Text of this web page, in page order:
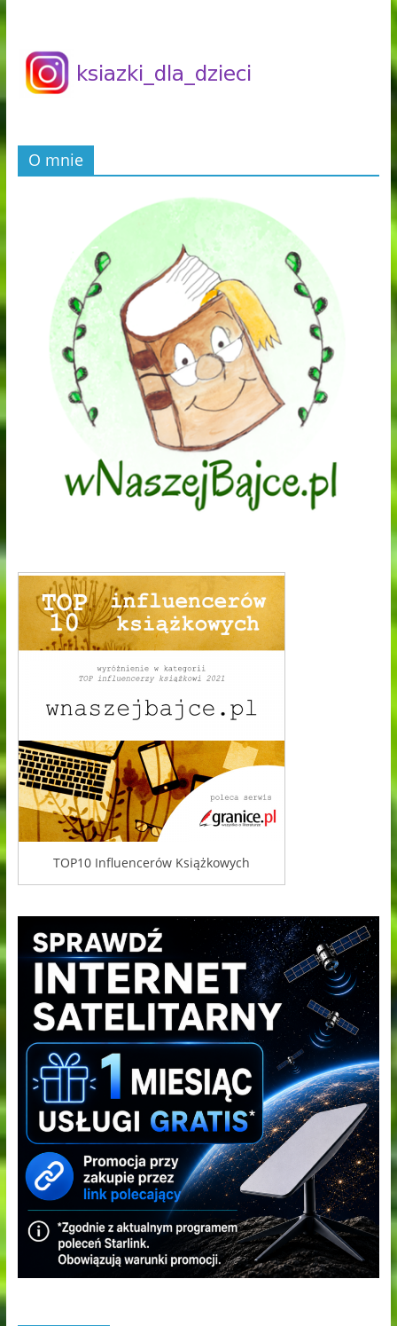
O mnie
TOP10 Influencerów Książkowych